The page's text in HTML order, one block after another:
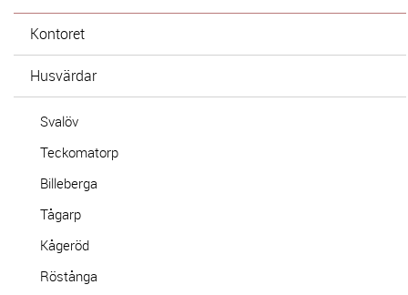
Kontoret
Husvärdar
Svalöv
Teckomatorp
Billeberga
Tågarp
Kågeröd
Röstånga